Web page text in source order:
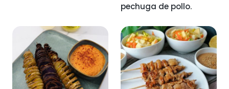
pechuga de pollo.